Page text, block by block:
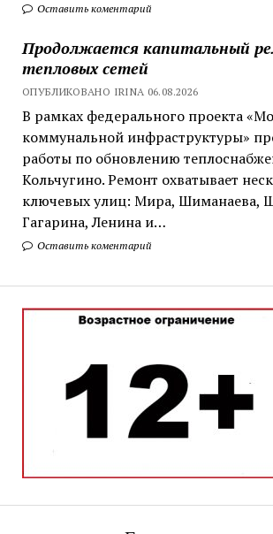
Оставить коментарий
Продолжается капитальный
тепловых сетей
ОПУБЛИКОВАНО IRINA 06.08.2026
В рамках федерального проекта
коммунальной инфраструктуры»
работы по обновлению
Кольчугино. Ремонт охватывает
ключевых улиц: Мира, Шиманаева,
Гагарина, Ленина и…
Оставить коментарий